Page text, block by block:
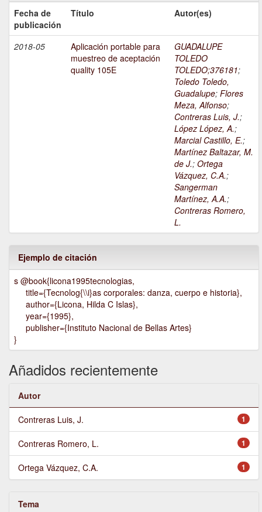
Fecha de
publicación
Título Autor(es)
2018-05
Aplicación portable para
muestreo de aceptación
quality 105E
GUADALUPE
TOLEDO
TOLEDO;376181;
Toledo Toledo,
Guadalupe; Flores
Meza, Alfonso;
Contreras Luis, J.;
López López, A.;
Marcial Castillo, E.;
Martínez Baltazar, M.
de J.; Ortega
Vázquez, C.A.;
Sangerman
Martínez, A.A.;
Contreras Romero,
L.
Ejemplo de citación
s @book{licona1995tecnologias,
title={Tecnolog{\\i}as corporales: danza, cuerpo e historia},
author={Licona, Hilda C Islas},
year={1995},
publisher={Instituto Nacional de Bellas Artes}
}
Añadidos recientemente
Autor
1
Contreras Luis, J.
1
Contreras Romero, L.
1
Ortega Vázquez, C.A.
Tema